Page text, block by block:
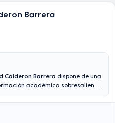
Barrera
Calderon Barrera dispone de una
académica sobresaliente,
experiencia laboral en su ámbito
Sander David Calderon Barrera